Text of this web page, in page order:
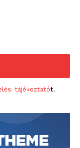
tájékoztatót.